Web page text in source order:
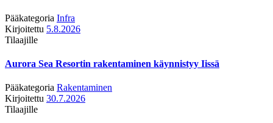
Pääkategoria Infra
Kirjoitettu 5.8.2026
Tilaajille
Aurora Sea Resortin rakentaminen käynnistyy Iissä
Pääkategoria Rakentaminen
Kirjoitettu 30.7.2026
Tilaajille